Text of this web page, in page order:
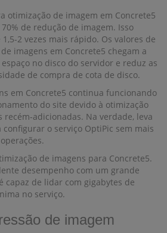
otimização de imagem em Concrete5
de redução de imagem. Isso
2 vezes mais rápido. Os valores de
imagens em Concrete5 chegam a
no disco do servidor e reduz as
de compra de cota de disco.
em Concrete5 continua funcionando
do site devido à otimização
recém-adicionadas. Na verdade, leva
o serviço OptiPic sem mais
de imagens para Concrete5.
desempenho com um grande
capaz de lidar com gigabytes de
no serviço.
de imagem